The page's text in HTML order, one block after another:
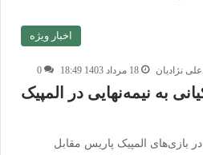
اخبار ویژه
نژادیان 18 مرداد 1403 18:49 0
به نیمه‌نهایی در المپیک
در بازی‌های المپیک پاریس مقابل